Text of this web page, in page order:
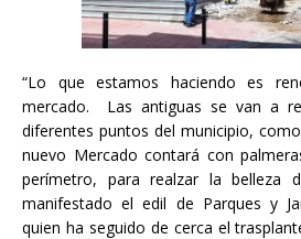
“Lo que estamos haciendo es
mercado. Las antiguas se van a
diferentes puntos del municipio,
nuevo Mercado contará con
perímetro, para realzar la belleza
manifestado el edil de Parques y
quien ha seguido de cerca el